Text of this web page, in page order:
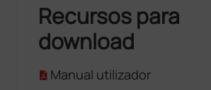
Recursos para
download
Manual utilizador